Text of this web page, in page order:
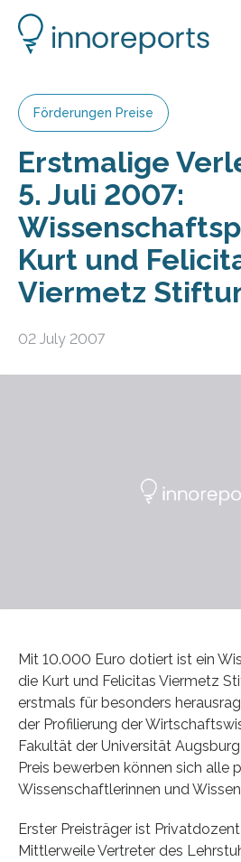
Förderungen Preise
Erstmalige
5. Juli 2007:
Kurt und
Viermetz
02 July 2007
Mit 10.000 Euro dotiert ist ein
die Kurt und Felicitas Viermetz
erstmals für besonders
der Profilierung der
Fakultät der Universität
Preis bewerben können sich alle
Wissenschaftlerinnen und
Erster Preisträger ist
Mittlerweile Vertreter des